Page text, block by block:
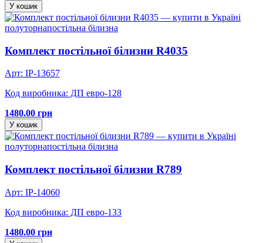
У кошик
полуторнапостільна білизна
Комплект постільної білизни R4035
Арт: IP-13657
Код виробника: ДП евро-128
1480.00 грн
У кошик
полуторнапостільна білизна
Комплект постільної білизни R789
Арт: IP-14060
Код виробника: ДП евро-133
1480.00 грн